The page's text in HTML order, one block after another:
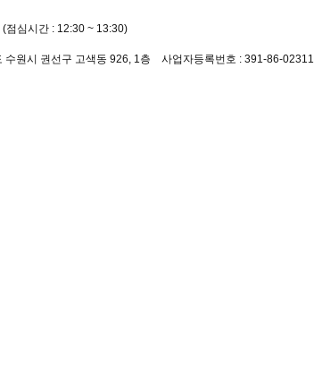
점심시간 : 12:30 ~ 13:30)
수원시 권선구 고색동 926, 1층 사업자등록번호 : 391-86-02311